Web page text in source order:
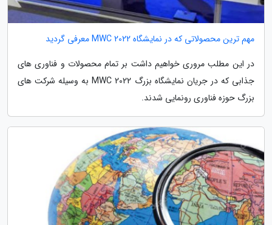
مهم ترین محصولاتی که در نمایشگاه MWC 2022 معرفی گردید
در این مطلب مروری خواهیم داشت بر تمام محصولات و فناوری های
جذابی که در جریان نمایشگاه بزرگ MWC 2022 به وسیله شرکت های
بزرگ حوزه فناوری رونمایی شدند.